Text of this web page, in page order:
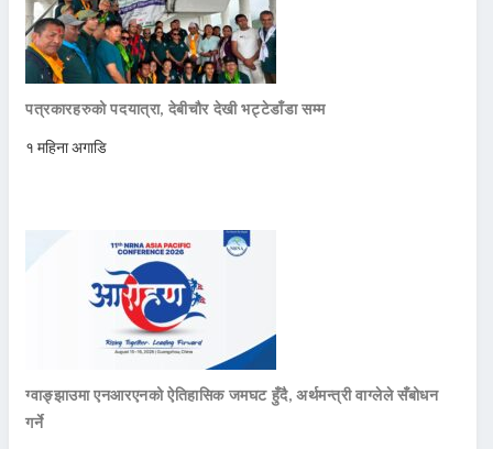
पत्रकारहरुको पदयात्रा, देबीचौर देखी भट्टेडाँडा सम्म
१ महिना अगाडि
ग्वाङ्झाउमा एनआरएनको ऐतिहासिक जमघट हुँदै, अर्थमन्त्री वाग्लेले सँबोधन
गर्ने